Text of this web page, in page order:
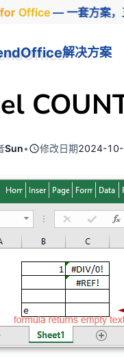
for Office— 一套方案，
解决方案
Sun• 修改日期2024-